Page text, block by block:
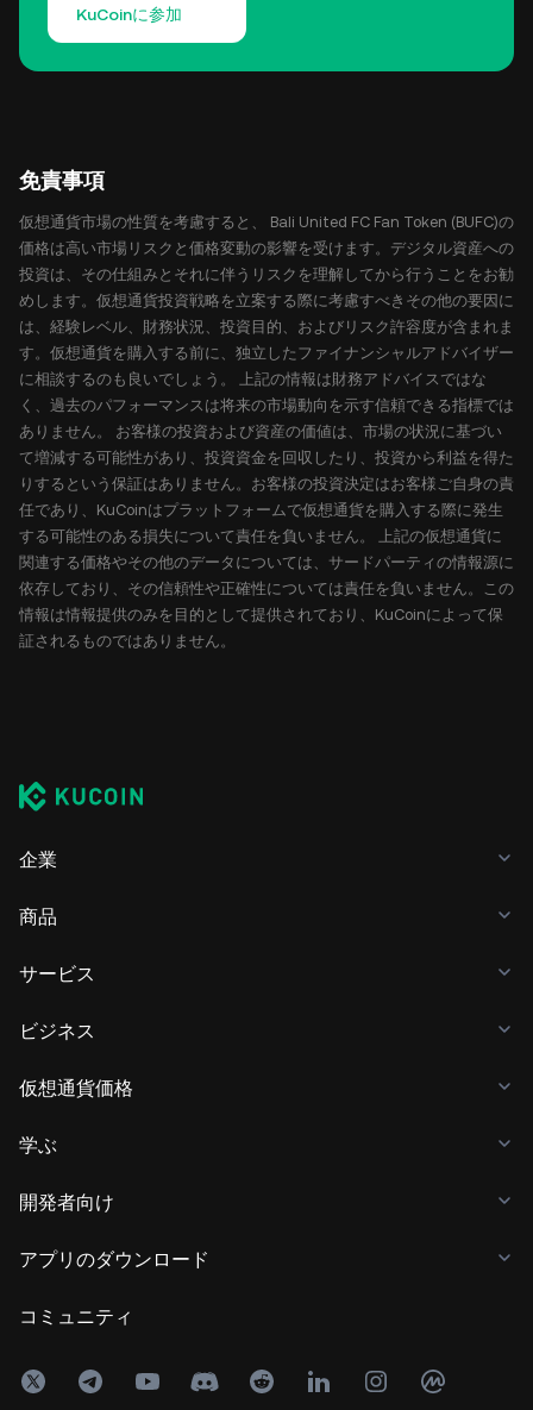
KuCoinに参加
免責事項
仮想通貨市場の性質を考慮すると、 Bali United FC Fan Token (BUFC)の
価格は高い市場リスクと価格変動の影響を受けます。デジタル資産への
投資は、その仕組みとそれに伴うリスクを理解してから行うことをお勧
めします。仮想通貨投資戦略を立案する際に考慮すべきその他の要因に
は、経験レベル、財務状況、投資目的、およびリスク許容度が含まれま
す。仮想通貨を購入する前に、独立したファイナンシャルアドバイザー
に相談するのも良いでしょう。 上記の情報は財務アドバイスではな
く、過去のパフォーマンスは将来の市場動向を示す信頼できる指標では
ありません。 お客様の投資および資産の価値は、市場の状況に基づい
て増減する可能性があり、投資資金を回収したり、投資から利益を得た
りするという保証はありません。お客様の投資決定はお客様ご自身の責
任であり、KuCoinはプラットフォームで仮想通貨を購入する際に発生
する可能性のある損失について責任を負いません。 上記の仮想通貨に
関連する価格やその他のデータについては、サードパーティの情報源に
依存しており、その信頼性や正確性については責任を負いません。この
情報は情報提供のみを目的として提供されており、KuCoinによって保
証されるものではありません。
企業
商品
サービス
ビジネス
仮想通貨価格
学ぶ
開発者向け
アプリのダウンロード
コミュニティ